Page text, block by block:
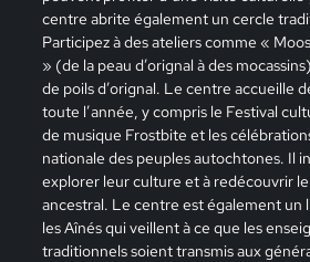
centre abrite également un cercle
Participez à des ateliers comme «
» (de la peau d’orignal à des
de poils d’orignal. Le centre accueille
toute l’année, y compris le Festival
de musique Frostbite et les
nationale des peuples autochtones. Il
explorer leur culture et à redécouvrir
ancestral. Le centre est également un
les Aînés qui veillent à ce que les
traditionnels soient transmis aux